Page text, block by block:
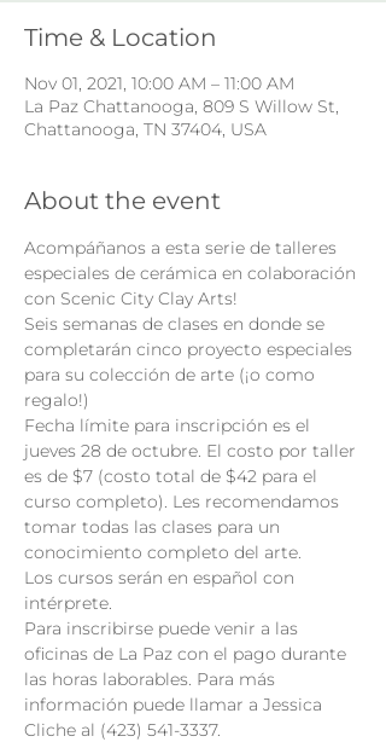
Time & Location
Nov 01, 2021, 10:00 AM – 11:00 AM
La Paz Chattanooga, 809 S Willow St,
Chattanooga, TN 37404, USA
About the event
Acompáñanos a esta serie de talleres
especiales de cerámica en colaboración
con Scenic City Clay Arts!
Seis semanas de clases en donde se
completarán cinco proyecto especiales
para su colección de arte (¡o como
regalo!)
Fecha límite para inscripción es el
jueves 28 de octubre. El costo por taller
es de $7 (costo total de $42 para el
curso completo). Les recomendamos
tomar todas las clases para un
conocimiento completo del arte.
Los cursos serán en español con
intérprete.
Para inscribirse puede venir a las
oficinas de La Paz con el pago durante
las horas laborables. Para más
información puede llamar a Jessica
Cliche al (423) 541-3337.